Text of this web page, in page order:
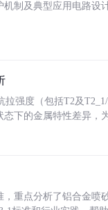
制及典型应用电路设
强度（包括T2及
下的金属特性差异，
重点分析了铝合金喷